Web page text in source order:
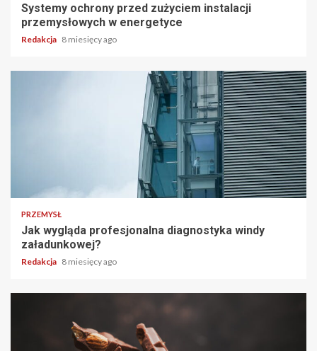
Systemy ochrony przed zużyciem instalacji
przemysłowych w energetyce
Redakcja 8 miesięcy ago
PRZEMYSŁ
Jak wygląda profesjonalna diagnostyka windy
załadunkowej?
Redakcja 8 miesięcy ago